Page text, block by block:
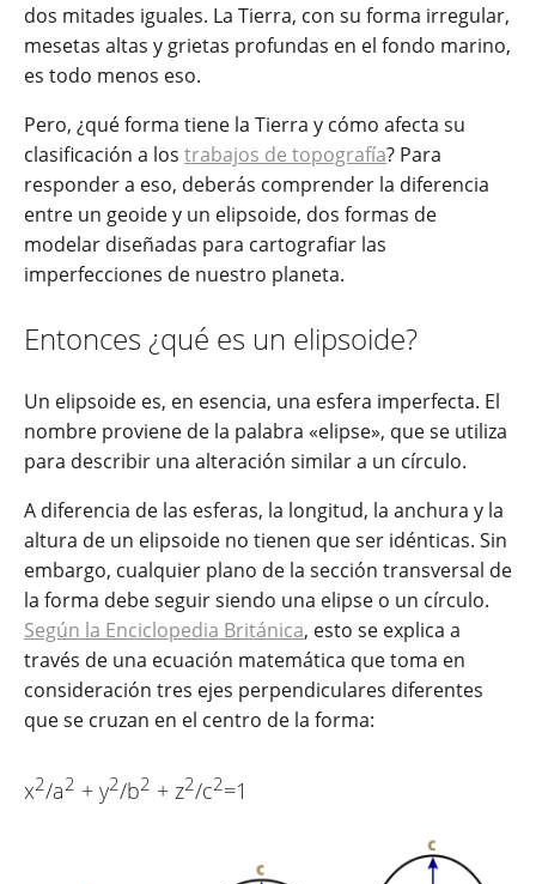
dos mitades iguales. La Tierra, con su forma irregular,
mesetas altas y grietas profundas en el fondo marino,
es todo menos eso.
Pero, ¿qué forma tiene la Tierra y cómo afecta su
clasificación a los trabajos de topografía? Para
responder a eso, deberás comprender la diferencia
entre un geoide y un elipsoide, dos formas de
modelar diseñadas para cartografiar las
imperfecciones de nuestro planeta.
Entonces ¿qué es un elipsoide?
Un elipsoide es, en esencia, una esfera imperfecta. El
nombre proviene de la palabra «elipse», que se utiliza
para describir una alteración similar a un círculo.
A diferencia de las esferas, la longitud, la anchura y la
altura de un elipsoide no tienen que ser idénticas. Sin
embargo, cualquier plano de la sección transversal de
la forma debe seguir siendo una elipse o un círculo.
Según la Enciclopedia Británica, esto se explica a
través de una ecuación matemática que toma en
consideración tres ejes perpendiculares diferentes
que se cruzan en el centro de la forma:
x2/a2 + y2/b2 + z2/c2=1